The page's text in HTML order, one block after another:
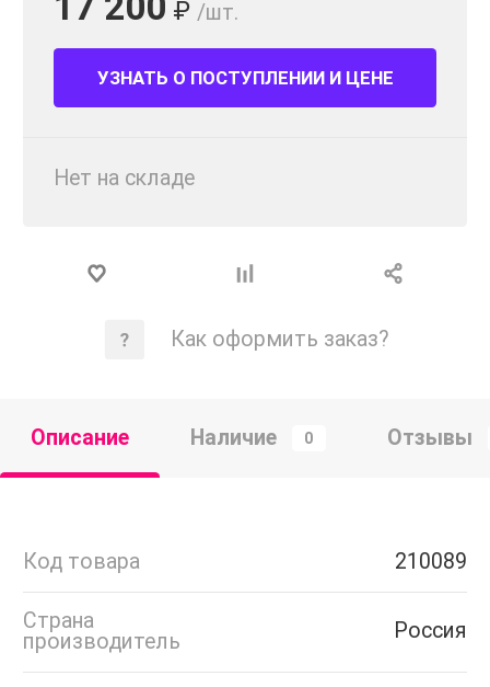
₽ /шт.
УЗНАТЬ О ПОСТУПЛЕНИИ И ЦЕНЕ
Нет на складе
Как оформить заказ?
Описание Наличие 0 Отзывы
Код товара 210089
Страна
производитель
Россия